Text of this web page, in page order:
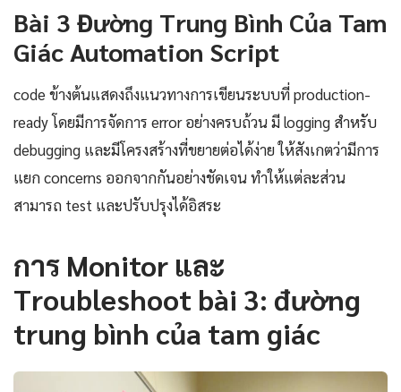
Bài 3 Đường Trung Bình Của Tam
Giác Automation Script
code ข้างต้นแสดงถึงแนวทางการเขียนระบบที่ production-
ready โดยมีการจัดการ error อย่างครบถ้วน มี logging สำหรับ
debugging และมีโครงสร้างที่ขยายต่อได้ง่าย ให้สังเกตว่ามีการ
แยก concerns ออกจากกันอย่างชัดเจน ทำให้แต่ละส่วน
สามารถ test และปรับปรุงได้อิสระ
การ Monitor และ
Troubleshoot bài 3: đường
trung bình của tam giác